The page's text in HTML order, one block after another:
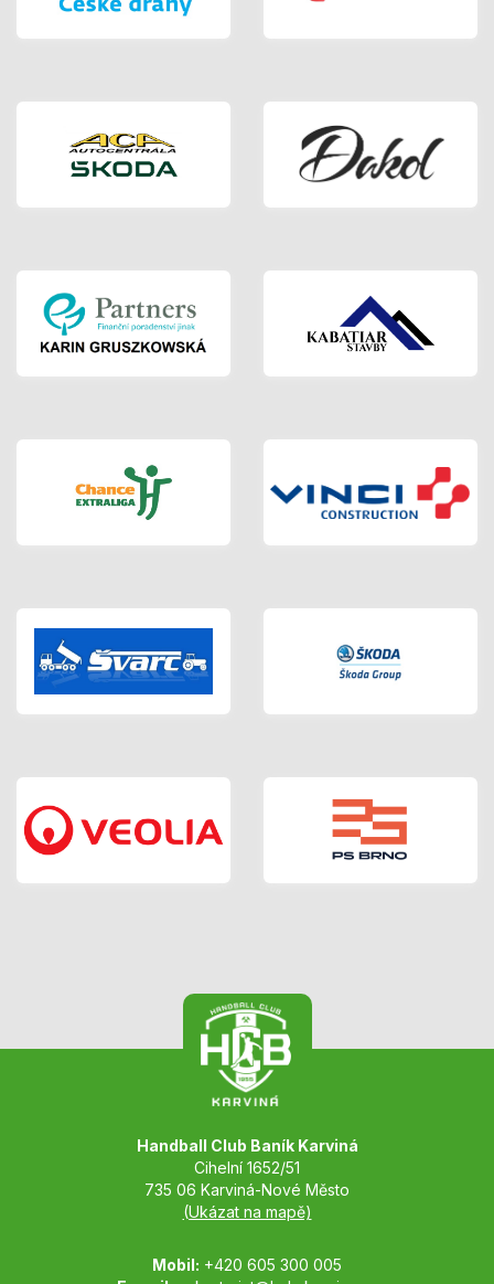
Handball Club Baník Karviná
Cihelní 1652/51
735 06 Karviná-Nové Město
(Ukázat na mapě)
Mobil: +420 605 300 005